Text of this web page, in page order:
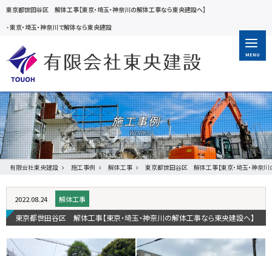
東京都世田谷区 解体工事【東京・埼玉・神奈川の解体工事なら東央建設へ】
-東京・埼玉・神奈川で解体なら東央建設
MENU
施工事例
有限会社東央建設 施工事例 解体工事 東京都世田谷区 解体工事【東京・埼玉・神奈
2022.08.24 解体工事
東京都世田谷区 解体工事【東京・埼玉・神奈川の解体工事なら東央建設へ】